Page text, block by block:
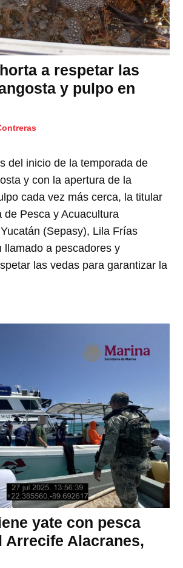
a respetar las
y pulpo en
del inicio de la temporada de
y con la apertura de la
cada vez más cerca, la titular
de Pesca y Acuacultura
(Sepasy), Lila Frías
llamado a pescadores y
las vedas para garantizar la
yate con pesca
Arrecife Alacranes,